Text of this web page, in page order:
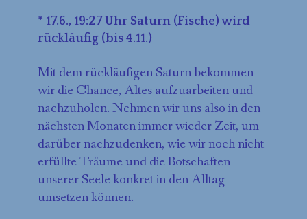
* 17.6., 19:27 Uhr Saturn (Fische) wird
rückläufig (bis 4.11.)
Mit dem rückläufigen Saturn bekommen
wir die Chance, Altes aufzuarbeiten und
nachzuholen. Nehmen wir uns also in den
nächsten Monaten immer wieder Zeit, um
darüber nachzudenken, wie wir noch nicht
erfüllte Träume und die Botschaften
unserer Seele konkret in den Alltag
umsetzen können.